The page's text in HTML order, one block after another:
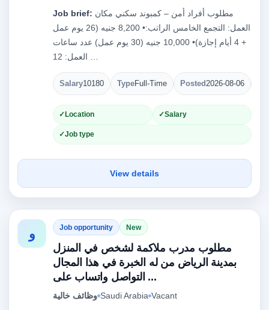
Job brief:
العمل: التجمع الخامس الراتب:• 8,200 جنيه (26 يوم عمل
+ 4 أيام إجازة)• 10,000 جنيه (30 يوم عمل) عدد ساعات
Salary10180 TypeFull-Time Posted2026-08-06
Location Salary
Job type
View details
و Job opportunity New
مطلوب مدرب ملاكمة لشخص في المنزل
بمدينة الرياض من له الخبرة في هذا المجال
التواصل واتساب على ...
وظائف خالية Saudi Arabia Vacant